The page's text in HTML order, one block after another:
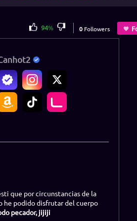
94% 0 Followers
que por circunstancias de la
he podido disfrutar del cuerpo
pecador, jijiji